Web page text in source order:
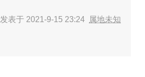
发表于 2021-9-15 23:24 属地未知